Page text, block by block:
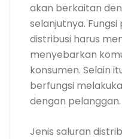
akan berkaitan
selanjutnya.
distribusi harus
menyebarkan
konsumen. Selain
berfungsi
dengan pelanggan.
Jenis saluran